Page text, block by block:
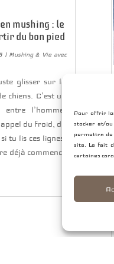
Pour offrir
stocker et/ou
permettra de
site. Le fait
certaines
mushing : le
du bon pied
| Mushing & Vie avec
glisser sur la
C’est un
l’homme,
du froid, du
tu lis ces lignes,
déjà commencé